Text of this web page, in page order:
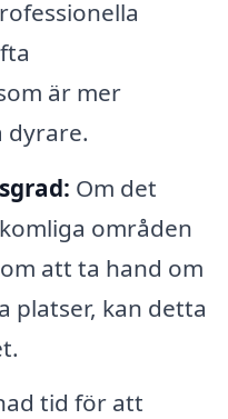
är mer
dyrare.
Om det
områden
att ta hand om
platser, kan detta
tid för att